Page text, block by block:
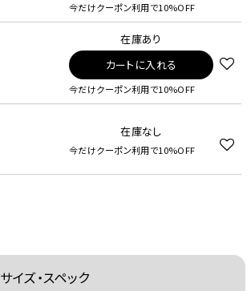
今だけクーポン利用で10%OFF
在庫あり
カートに入れる
今だけクーポン利用で10%OFF
在庫なし
今だけクーポン利用で10%OFF
サイズ・スペック